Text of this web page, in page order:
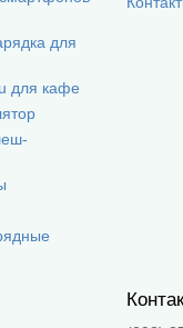
для
для кафе